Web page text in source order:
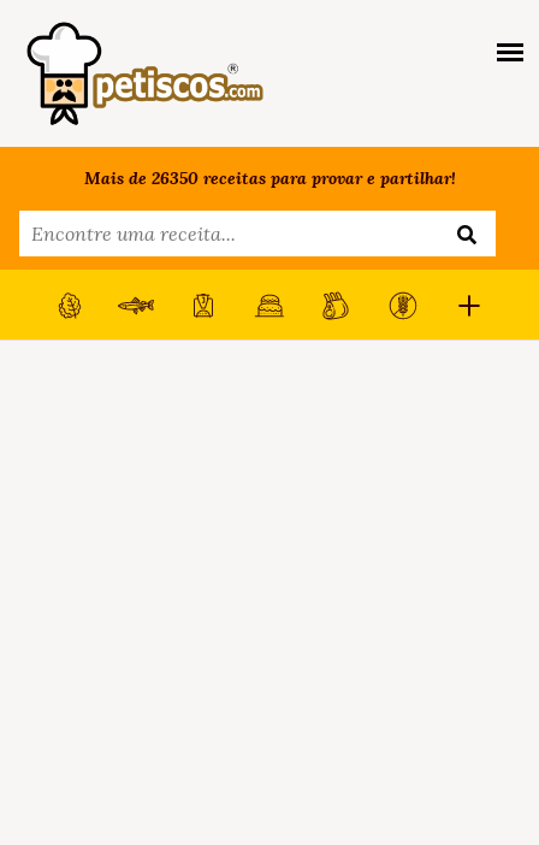
Mais de 26350 receitas para provar e partilhar!